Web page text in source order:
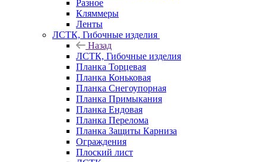
Разное
Кляммеры
Ленты
ЛСТК, Гибочные изделия
Назад
ЛСТК, Гибочные изделия
Планка Торцевая
Планка Коньковая
Планка Снегоупорная
Планка Примыкания
Планка Ендовая
Планка Перелома
Планка Защиты Карниза
Ограждения
Плоский лист